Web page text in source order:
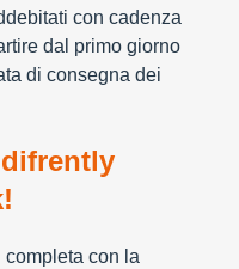
con cadenza
dal primo giorno
di consegna dei
difrently
completa con la